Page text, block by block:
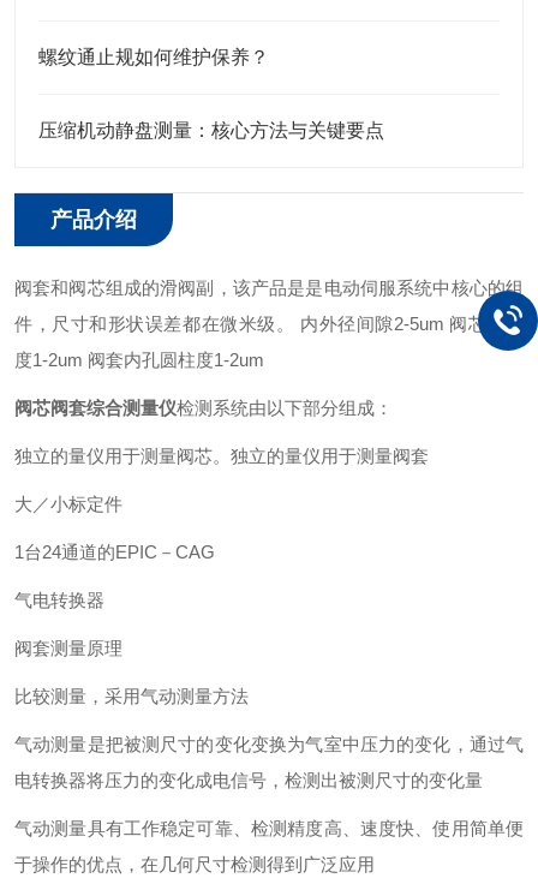
螺纹通止规如何维护保养？
压缩机动静盘测量：核心方法与关键要点
产品介绍
阀套和阀芯组成的滑阀副，该产品是是电动伺服系统中核心的组
件，尺寸和形状误差都在微米级。
内外径间隙2-5um 阀芯圆柱
度1-2um 阀套内孔圆柱度1-2um
阀芯阀套综合测量仪检测系统由以下部分组成：
独立的量仪用于测量阀芯。独立的量仪用于测量阀套
大／小标定件
1台24通道的EPIC－CAG
气电转换器
阀套测量原理
比较测量，采用气动测量方法
气动测量是把被测尺寸的变化变换为气室中压力的变化，通过气
电转换器将压力的变化成电信号，检测出被测尺寸的变化量
气动测量具有工作稳定可靠、检测精度高、速度快、使用简单便
于操作的优点，在几何尺寸检测得到广泛应用